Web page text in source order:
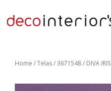
Home /Telas/ 3671548 / DIVA IRIS